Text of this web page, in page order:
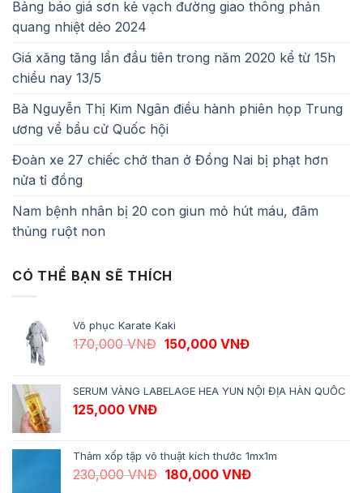
Bảng báo giá sơn kẻ vạch đường giao thông phản
quang nhiệt dẻo 2024
Giá xăng tăng lần đầu tiên trong năm 2020 kể từ 15h
chiều nay 13/5
Bà Nguyễn Thị Kim Ngân điều hành phiên họp Trung
ương về bầu cử Quốc hội
Đoàn xe 27 chiếc chở than ở Đồng Nai bị phạt hơn
nửa tỉ đồng
Nam bệnh nhân bị 20 con giun mỏ hút máu, đâm
thủng ruột non
CÓ THỂ BẠN SẼ THÍCH
Võ phục Karate Kaki
170,000VNĐ Giá gốc là: 170,000 VNĐ.
150,000 VNĐGiá hiện tại là:
SERUM VÀNG LABELAGE HEA YUN NỘI ĐỊA HÀN QUỐC
125,000 VNĐ
Thảm xốp tập võ thuật kích thước 1mx1m
230,000VNĐ Giá gốc là: 230,000 VNĐ.
180,000 VNĐGiá hiện tại là: